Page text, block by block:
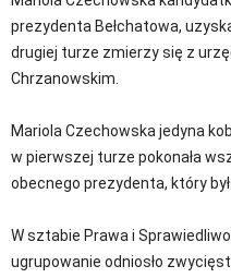
prezydenta Bełchatowa,
drugiej turze zmierzy się z
Chrzanowskim.
Mariola Czechowska jedyna
w pierwszej turze pokonała
obecnego prezydenta, który
W sztabie Prawa i
ugrupowanie odniosło